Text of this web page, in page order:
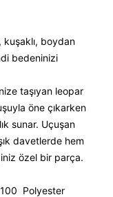
boydan
bedeninizi
taşıyan leopar
öne çıkarken
sunar. Uçuşan
davetlerde hem
özel bir parça.
Polyester